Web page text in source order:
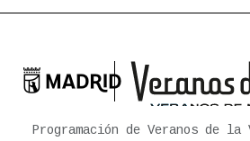

Ayuntamiento de Madrid
Programación de Veranos de